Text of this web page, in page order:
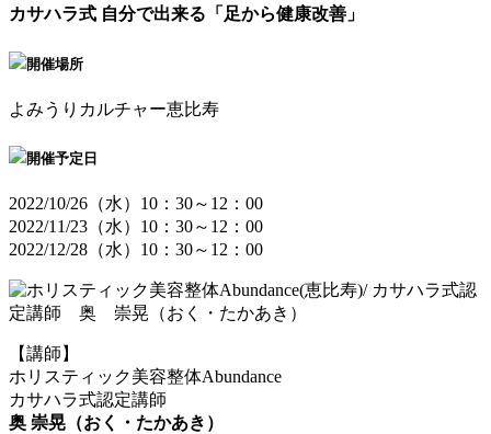
カサハラ式 自分で出来る「足から健康改善」
開催場所
よみうりカルチャー恵比寿
開催予定日
2022/10/26（水）10：30～12：00
2022/11/23（水）10：30～12：00
2022/12/28（水）10：30～12：00
【講師】
ホリスティック美容整体Abundance
カサハラ式認定講師
奥 崇晃（おく・たかあき）